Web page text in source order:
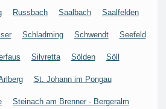
Russbach Saalbach Saalfelden
Schladming Schwendt Seefeld
Silvretta Sölden Söll
St. Johann im Pongau
Steinach am Brenner - Bergeralm